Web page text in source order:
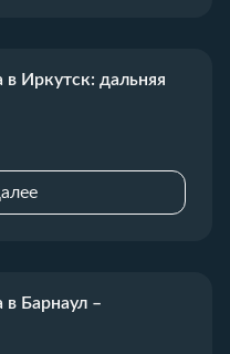
Иркутск: дальняя
Барнаул –